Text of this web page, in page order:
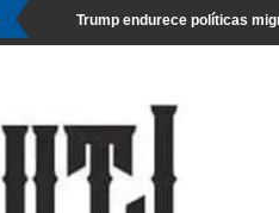
Trump endurece políticas